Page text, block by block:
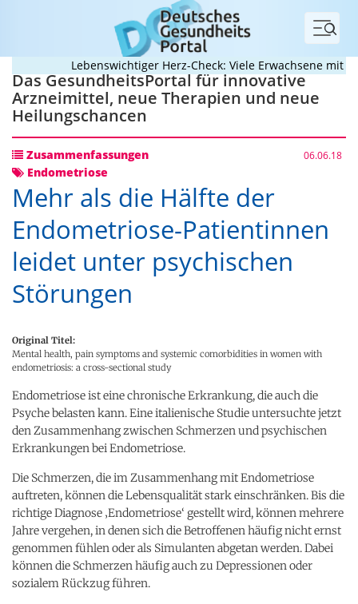
Menü
Lebenswichtiger Herz-Check: Viele Erwachsene mit
Das GesundheitsPortal für innovative
Arzneimittel, neue Therapien und neue
Heilungschancen
Zusammenfassungen 06.06.18
Endometriose
Mehr als die Hälfte der
Endometriose-Patientinnen
leidet unter psychischen
Störungen
Original Titel:
Mental health, pain symptoms and systemic comorbidities in women with
endometriosis: a cross-sectional study
Endometriose ist eine chronische Erkrankung, die auch die
Psyche belasten kann. Eine italienische Studie untersuchte jetzt
den Zusammenhang zwischen Schmerzen und psychischen
Erkrankungen bei Endometriose.
Die Schmerzen, die im Zusammenhang mit Endometriose
auftreten, können die Lebensqualität stark einschränken. Bis die
richtige Diagnose ‚Endometriose‘ gestellt wird, können mehrere
Jahre vergehen, in denen sich die Betroffenen häufig nicht ernst
genommen fühlen oder als Simulanten abgetan werden. Dabei
können die Schmerzen häufig auch zu Depressionen oder
sozialem Rückzug führen.